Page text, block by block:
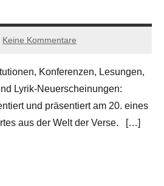
Keine Kommentare
Konferenzen, Lesungen,
Lyrik-Neuerscheinungen:
und präsentiert am 20. eines
aus der Welt der Verse. […]